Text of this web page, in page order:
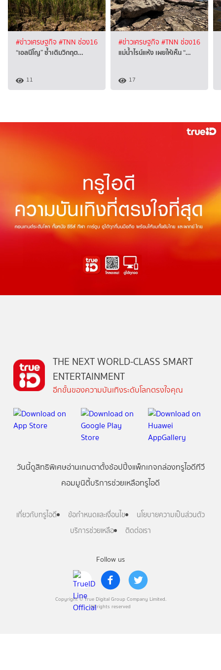
#ข่าวเศรษฐกิจ #TNN ช่อง16
“เอลนีโญ” ซ้ำเติมวิกฤต…
11
#ข่าวเศรษฐกิจ #TNN ช่อง16
แม่น้ำไรน์แห้ง เผยให้เห็น “…
17
Follow us
Copyright © True Digital Group Company Limited.
All rights reserved
THE NEXT WORLD-CLASS SMART
ENTERTAINMENT
อีกขั้นของความบันเทิงระดับโลกตรงใจคุณ
วันนี้ดูสิทธิพิเศษอ่านเกมตาตั้งช้อปปิ้งแพ็กเกจกล่องทรูไอดีทีวี
คอมมูนิตี้บริการช่วยเหลือทรูไอดี
เกี่ยวกับทรูไอดี ข้อกำหนดและเงื่อนไข
นโยบายความเป็นส่วนตัว
บริการช่วยเหลือ
ติดต่อเรา